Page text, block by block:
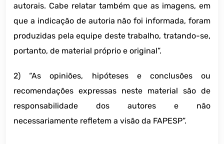
autorais. Cabe relatar também que as imagens, em
que a indicação de autoria não foi informada, foram
produzidas pela equipe deste trabalho, tratando-se,
portanto, de material próprio e original”.
2) “As opiniões, hipóteses e conclusões ou
recomendações expressas neste material são de
responsabilidade dos autores e não
necessariamente refletem a visão da FAPESP”.